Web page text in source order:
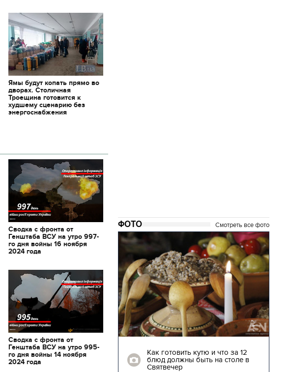
Ямы будут копать прямо во
дворах. Столичная
Троещина готовится к
худшему сценарию без
энергоснабжения
Сводка с фронта от
Генштаба ВСУ на утро 997-
го дня войны 16 ноября
2024 года
Сводка с фронта от
Генштаба ВСУ на утро 995-
го дня войны 14 ноября
2024 года
ФОТО Смотреть все фото
11.10.2017 | 16:22
Времена Руси: как выглядят
декорации к фильму
"Сторожевая застава"
Как готовить кутю и что за 12
блюд должны быть на столе в
Святвечер